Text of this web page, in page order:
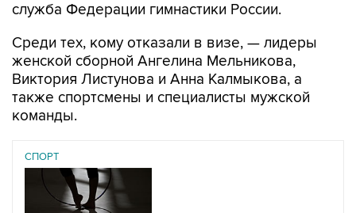
служба Федерации гимнастики России.
Среди тех, кому отказали в визе, — лидеры
женской сборной Ангелина Мельникова,
Виктория Листунова и Анна Калмыкова, а
также спортсмены и специалисты мужской
команды.
СПОРТ